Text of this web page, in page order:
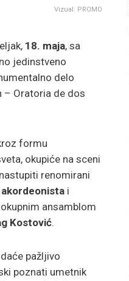
Vizual. PROMO
18. maja, sa
jedinstveno
delo
– Oratoria de dos
formu
okupiće na sceni
renomirani
i
ansamblom
Kostović.
pažljivo
poznati umetnik